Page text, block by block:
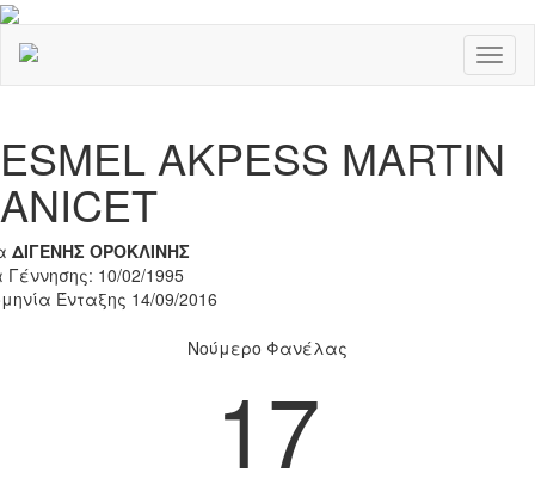
ESMEL AKPESS MARTIN
ANICET
ΔΙΓΕΝΗΣ ΟΡΟΚΛΙΝΗΣ
Γέννησης: 10/02/1995
Ένταξης 14/09/2016
Νούμερο Φανέλας
17